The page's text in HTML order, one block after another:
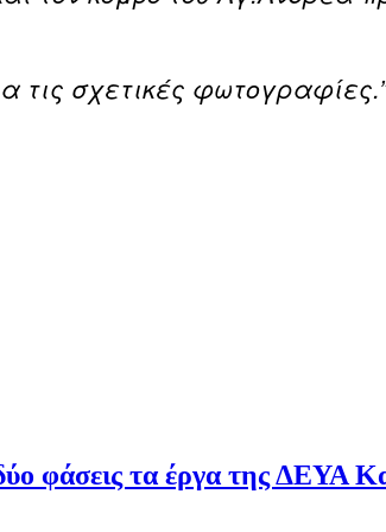
τις σχετικές φωτογραφίες.”
φάσεις τα έργα της ΔΕΥΑ